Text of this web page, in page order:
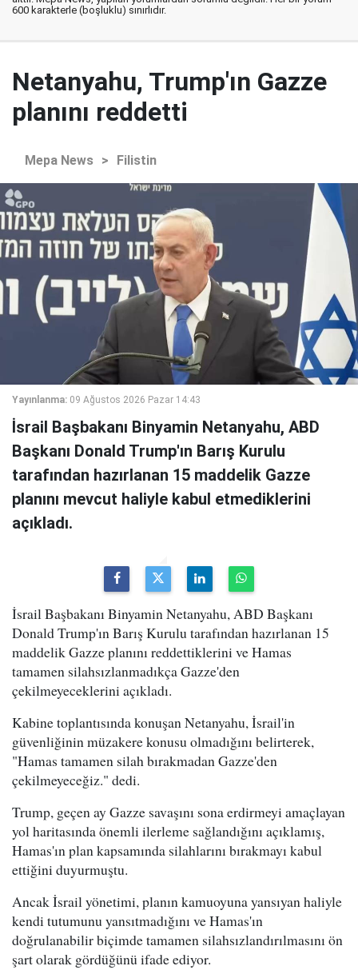
600 karakterle (boşluklu) sınırlıdır.
Netanyahu, Trump'ın Gazze
planını reddetti
Mepa News > Filistin
Yayınlanma: 09 Ağustos 2026 Pazar 14:43
İsrail Başbakanı Binyamin Netanyahu, ABD
Başkanı Donald Trump'ın Barış Kurulu
tarafından hazırlanan 15 maddelik Gazze
planını mevcut haliyle kabul etmediklerini
açıkladı.
İsrail Başbakanı Binyamin Netanyahu, ABD Başkanı
Donald Trump'ın Barış Kurulu tarafından hazırlanan 15
maddelik Gazze planını reddettiklerini ve Hamas
tamamen silahsızlanmadıkça Gazze'den
çekilmeyeceklerini açıkladı.
Kabine toplantısında konuşan Netanyahu, İsrail'in
güvenliğinin müzakere konusu olmadığını belirterek,
"Hamas tamamen silah bırakmadan Gazze'den
çekilmeyeceğiz." dedi.
Trump, geçen ay Gazze savaşını sona erdirmeyi amaçlayan
yol haritasında önemli ilerleme sağlandığını açıklamış,
Hamas'ın plan kapsamında silahlarını bırakmayı kabul
ettiğini duyurmuştu.
Ancak İsrail yönetimi, planın kamuoyuna yansıyan haliyle
kendi tutumunu yansıtmadığını ve Hamas'ın
doğrulanabilir biçimde tamamen silahsızlandırılmasını ön
şart olarak gördüğünü ifade ediyor.